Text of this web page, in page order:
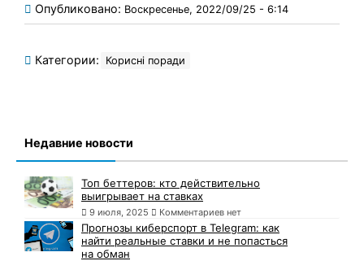
Опубликовано: Воскресенье, 2022/09/25 - 6:14
Категории: Корисні поради
Недавние новости
Топ беттеров: кто действительно
выигрывает на ставках
9 июля, 2025 Комментариев нет
Прогнозы киберспорт в Telegram: как
найти реальные ставки и не попасться
на обман